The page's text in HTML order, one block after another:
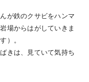
が鉄のクサビをハンマ
場からはがしていきま
）。
きは、見ていて気持ち